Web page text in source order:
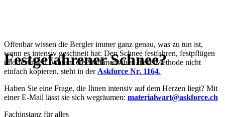
Festgefahrener Schnee?
Offenbar wissen die Bergler immer ganz genau, was zu tun ist,
wenn es intensiv geschneit hat: Den Schnee festfahren, festpflügen
und festtreten. Warum die Stadtmenschen diese Methode nicht
einfach kopieren, steht in der Askforce Nr. 1164.
Haben Sie eine Frage, die Ihnen intensiv auf dem Herzen liegt? Mit
einer E-Mail lässt sie sich wegräumen: materialwart@askforce.ch
Fachinstanz für alles